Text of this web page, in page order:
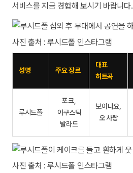
서비스를 지금 경험해 보시기 바랍니다.
사진 출처 : 루시드폴 인스타그램
성명 주요 장르
대표
히트곡
루시드폴
포크,
어쿠스틱
발라드
보이나요,
오 사랑
사진 출처 : 루시드폴 인스타그램